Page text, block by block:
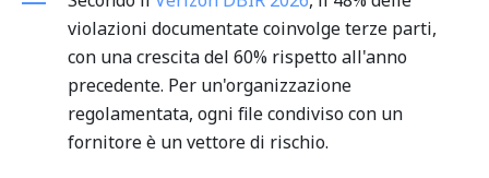
violazioni documentate coinvolge terze parti,
con una crescita del 60% rispetto all'anno
precedente. Per un'organizzazione
regolamentata, ogni file condiviso con un
fornitore è un vettore di rischio.